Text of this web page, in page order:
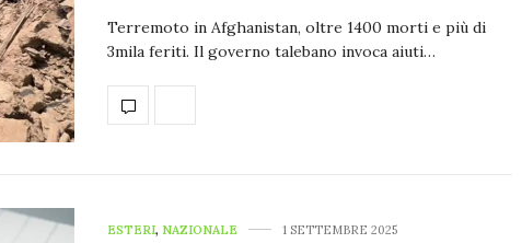
Terremoto in Afghanistan, oltre 1400 morti e più di
3mila feriti. Il governo talebano invoca aiuti…
ESTERI, NAZIONALE 1 SETTEMBRE 2025